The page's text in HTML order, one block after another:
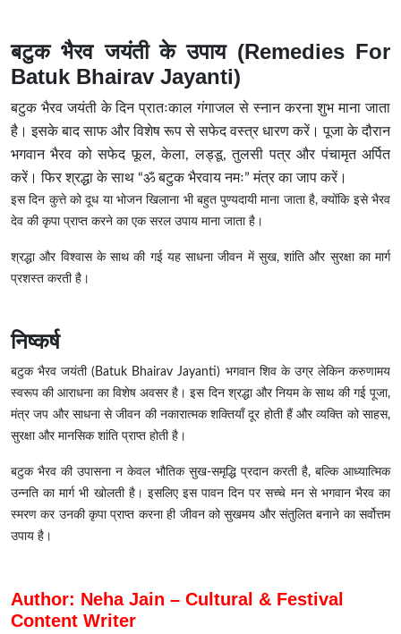
बटुक भैरव जयंती के उपाय (Remedies For
Batuk Bhairav Jayanti)
बटुक भैरव जयंती के दिन प्रातःकाल गंगाजल से स्नान करना शुभ माना जाता
है। इसके बाद साफ और विशेष रूप से सफेद वस्त्र धारण करें। पूजा के दौरान
भगवान भैरव को सफेद फूल, केला, लड्डू, तुलसी पत्र और पंचामृत अर्पित
करें। फिर श्रद्धा के साथ “ॐ बटुक भैरवाय नमः” मंत्र का जाप करें।
इस दिन कुत्ते को दूध या भोजन खिलाना भी बहुत पुण्यदायी माना जाता है, क्योंकि इसे भैरव
देव की कृपा प्राप्त करने का एक सरल उपाय माना जाता है।
श्रद्धा और विश्वास के साथ की गई यह साधना जीवन में सुख, शांति और सुरक्षा का मार्ग
प्रशस्त करती है।
निष्कर्ष
बटुक भैरव जयंती (Batuk Bhairav Jayanti) भगवान शिव के उग्र लेकिन करुणामय
स्वरूप की आराधना का विशेष अवसर है। इस दिन श्रद्धा और नियम के साथ की गई पूजा,
मंत्र जप और साधना से जीवन की नकारात्मक शक्तियाँ दूर होती हैं और व्यक्ति को साहस,
सुरक्षा और मानसिक शांति प्राप्त होती है।
बटुक भैरव की उपासना न केवल भौतिक सुख-समृद्धि प्रदान करती है, बल्कि आध्यात्मिक
उन्नति का मार्ग भी खोलती है। इसलिए इस पावन दिन पर सच्चे मन से भगवान भैरव का
स्मरण कर उनकी कृपा प्राप्त करना ही जीवन को सुखमय और संतुलित बनाने का सर्वोत्तम
उपाय है।
Author: Neha Jain – Cultural & Festival
Content Writer